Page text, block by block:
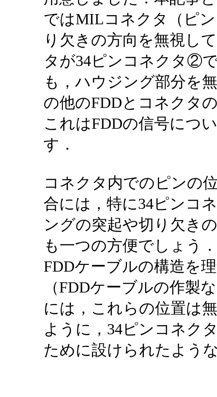
ではMILコネクタ（ピ
り欠きの方向を無視し
タが34ピンコネクタ②
も，ハウジング部分を
の他のFDDとコネクタ
これはFDDの信号につ
す．
コネクタ内でのピンの
合には，特に34ピンコ
ングの突起や切り欠き
も一つの方便でしょう
FDDケーブルの構造を
（FDDケーブルの作製
には，これらの位置は
ように，34ピンコネ
ために設けられたよう